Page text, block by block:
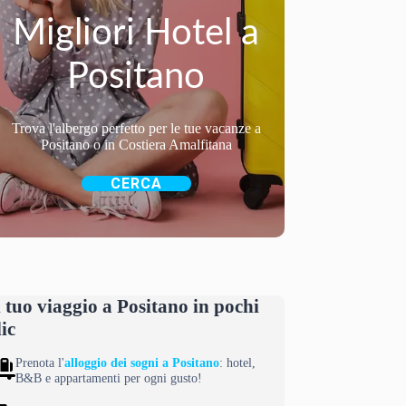
Migliori Hotel a
Positano
Trova l'albergo perfetto per le tue vacanze a
Positano o in Costiera Amalfitana
CERCA
viaggio a Positano in pochi
Prenota l'alloggio dei sogni a Positano: hotel,
B&B e appartamenti per ogni gusto!